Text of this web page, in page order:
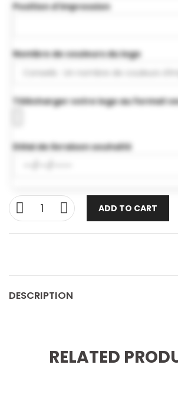
Position d'impression
Nombre de couleurs du logo
Télécharger votre logo au format
Délai de livraison souhaité
ADD TO CART
DESCRIPTION
RELATED